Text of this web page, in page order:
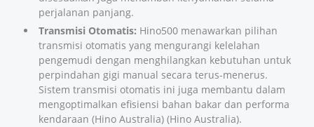
perjalanan panjang.
Transmisi Otomatis: Hino500 menawarkan pilihan
transmisi otomatis yang mengurangi kelelahan
pengemudi dengan menghilangkan kebutuhan untuk
perpindahan gigi manual secara terus-menerus.
Sistem transmisi otomatis ini juga membantu dalam
mengoptimalkan efisiensi bahan bakar dan performa
kendaraan (Hino Australia) (Hino Australia).